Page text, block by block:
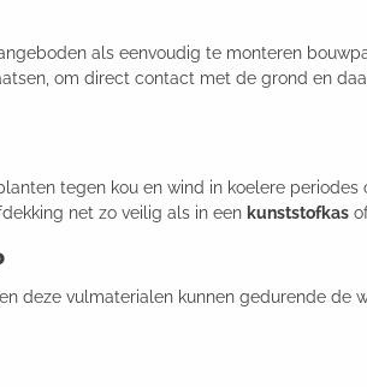
als eenvoudig te monteren
om direct contact met de grond en
tegen kou en wind in koelere periodes
net zo veilig als in een kunststofkas
deze vulmaterialen kunnen gedurende de